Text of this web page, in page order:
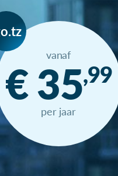
vanaf
€ 35,99
per jaar